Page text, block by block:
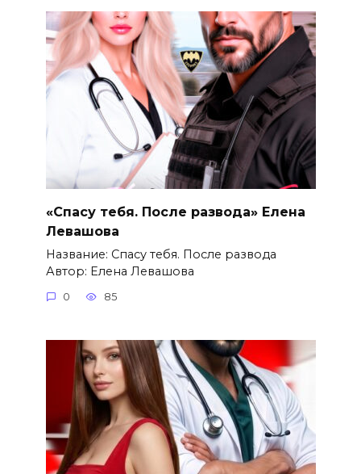
«Спасу тебя. После развода» Елена
Левашова
Название: Спасу тебя. После развода
Автор: Елена Левашова
0 85